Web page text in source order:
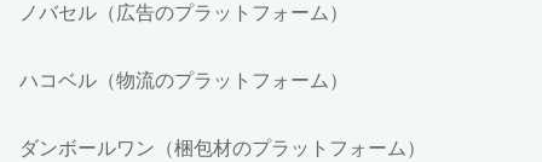
ノバセル（広告のプラットフォーム）
ハコベル（物流のプラットフォーム）
ダンボールワン（梱包材のプラットフォーム）